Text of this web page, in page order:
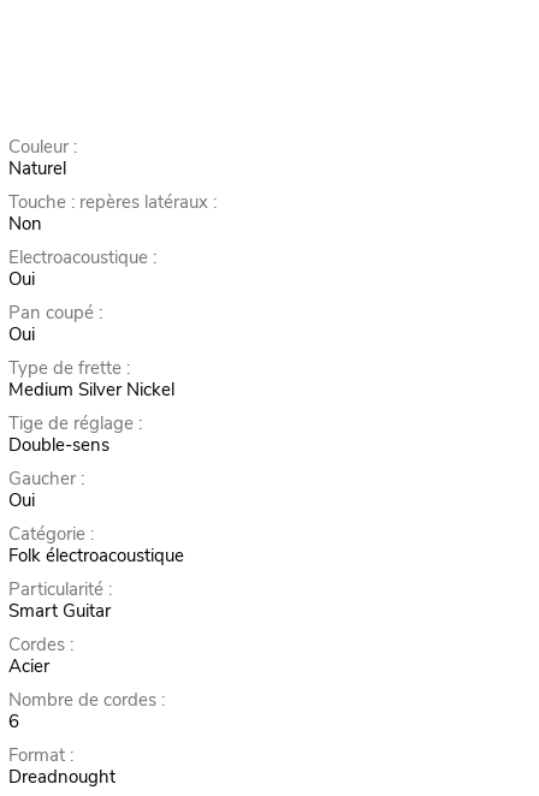
Couleur :
Naturel
Touche : repères latéraux :
Non
Electroacoustique :
Oui
Pan coupé :
Oui
Type de frette :
Medium Silver Nickel
Tige de réglage :
Double-sens
Gaucher :
Oui
Catégorie :
Folk électroacoustique
Particularité :
Smart Guitar
Cordes :
Acier
Nombre de cordes :
6
Format :
Dreadnought